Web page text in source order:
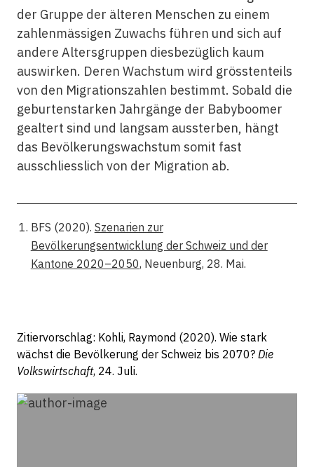
der Gruppe der älteren Menschen zu einem
zahlenmässigen Zuwachs führen und sich auf
andere Altersgruppen diesbezüglich kaum
auswirken. Deren Wachstum wird grösstenteils
von den Migrationszahlen bestimmt. Sobald die
geburtenstarken Jahrgänge der Babyboomer
gealtert sind und langsam aussterben, hängt
das Bevölkerungswachstum somit fast
ausschliesslich von der Migration ab.
BFS (2020). Szenarien zur
Bevölkerungsentwicklung der Schweiz und der
Kantone 2020–2050, Neuenburg, 28. Mai.
Zitiervorschlag: Kohli, Raymond (2020). Wie stark
wächst die Bevölkerung der Schweiz bis 2070? Die
Volkswirtschaft, 24. Juli.